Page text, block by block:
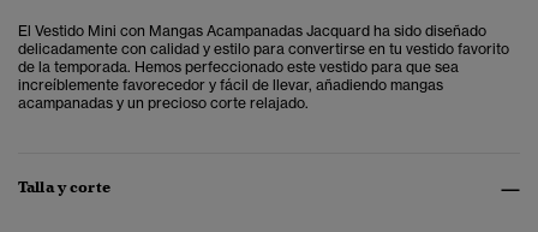
El Vestido Mini con Mangas Acampanadas Jacquard ha sido diseñado
delicadamente con calidad y estilo para convertirse en tu vestido favorito
de la temporada. Hemos perfeccionado este vestido para que sea
increíblemente favorecedor y fácil de llevar, añadiendo mangas
acampanadas y un precioso corte relajado.
Talla y corte